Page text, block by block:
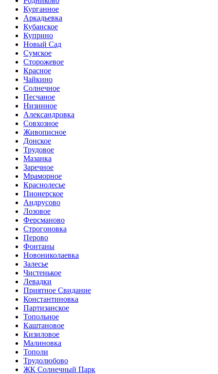
Курганное
Аркадьевка
Кубанское
Куприно
Новый Сад
Сумское
Сторожевое
Красное
Чайкино
Солнечное
Песчаное
Низинное
Александровка
Совхозное
Живописное
Донское
Трудовое
Мазанка
Заречное
Мраморное
Краснолесье
Пионерское
Андрусово
Лозовое
Ферсманово
Строгоновка
Перово
Фонтаны
Новониколаевка
Залесье
Чистенькое
Левадки
Приятное Свидание
Константиновка
Партизанское
Топольное
Каштановое
Кизиловое
Малиновка
Тополи
Трудолюбово
ЖК Солнечный Парк